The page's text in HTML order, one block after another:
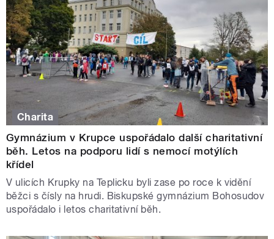
Charita
Gymnázium v Krupce uspořádalo další charitativní
běh. Letos na podporu lidí s nemocí motýlích
křídel
V ulicích Krupky na Teplicku byli zase po roce k vidění
běžci s čísly na hrudi. Biskupské gymnázium Bohosudov
uspořádalo i letos charitativní běh.